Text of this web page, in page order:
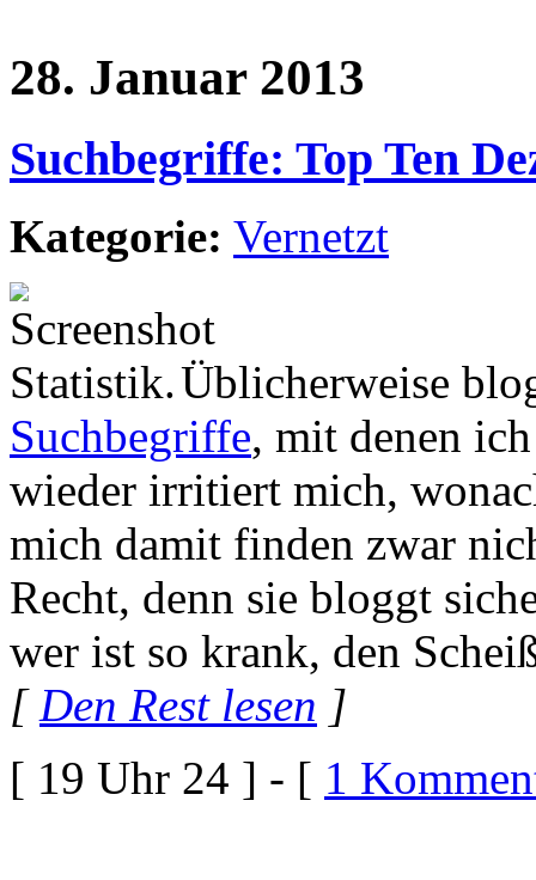
28. Januar 2013
Suchbegriffe: Top Ten
Kategorie: Vernetzt
Üblicherweise
Suchbegriffe, mit denen
wieder irritiert mich,
mich damit finden zwar
Recht, denn sie bloggt
wer ist so krank, den
[Den Rest lesen ]
[ 19 Uhr 24 ] - [ 1